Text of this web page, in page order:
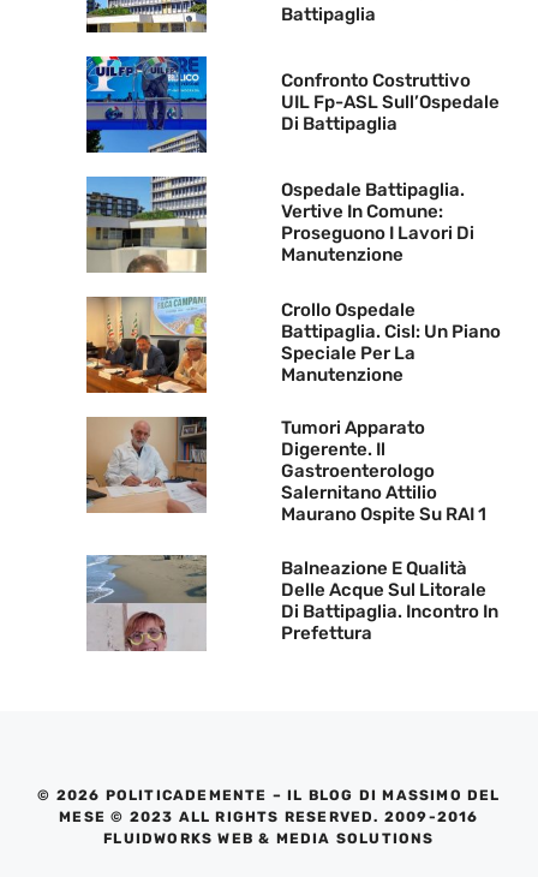
Battipaglia
Confronto Costruttivo
UIL Fp-ASL Sull’Ospedale
Di Battipaglia
Ospedale Battipaglia.
Vertive In Comune:
Proseguono I Lavori Di
Manutenzione
Crollo Ospedale
Battipaglia. Cisl: Un Piano
Speciale Per La
Manutenzione
Tumori Apparato
Digerente. Il
Gastroenterologo
Salernitano Attilio
Maurano Ospite Su RAI 1
Balneazione E Qualità
Delle Acque Sul Litorale
Di Battipaglia. Incontro In
Prefettura
© 2026 POLITICADEMENTE – IL BLOG DI MASSIMO DEL
MESE © 2023 ALL RIGHTS RESERVED. 2009-2016
FLUIDWORKS WEB & MEDIA SOLUTIONS